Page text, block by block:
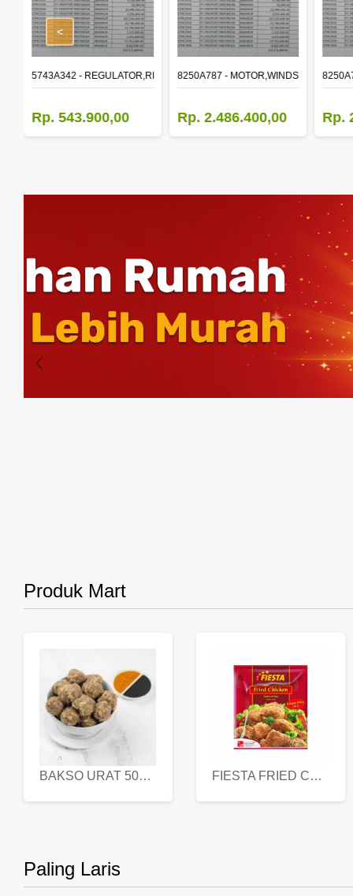
DOOR WINDOW,LH
5743A342 - REGULATOR,RR DOOR WINDOW,RH
Rp. 543.900,00
8250A787 - MOTOR,WINDSHIELD
Rp. 2.486.400,00 Rp.
<
Produk Mart
BAKSO URAT 500 GR FIESTA FRIED CHICKEN 500 GR
Paling Laris